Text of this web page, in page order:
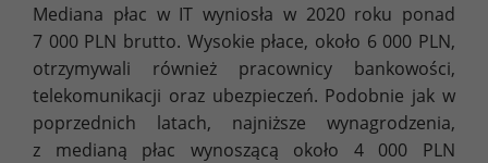
Mediana płac w IT wyniosła w 2020 roku ponad
7 000 PLN brutto. Wysokie płace, około 6 000 PLN,
otrzymywali również pracownicy bankowości,
telekomunikacji oraz ubezpieczeń. Podobnie jak w
poprzednich latach, najniższe wynagrodzenia,
z medianą płac wynoszącą około 4 000 PLN